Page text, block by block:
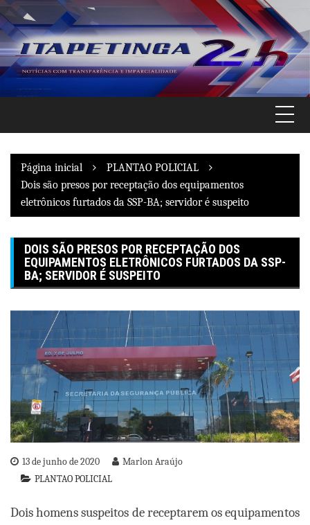
Pular
para
o
conteúdo
Página inicial
PLANTAO POLICIAL
Dois são presos por receptação dos equipamentos
eletrônicos furtados da SSP-BA; servidor é suspeito
DOIS SÃO PRESOS POR RECEPTAÇÃO DOS
EQUIPAMENTOS ELETRÔNICOS FURTADOS DA SSP-
BA; SERVIDOR É SUSPEITO
13 de junho de 2020
Marlon Araújo
PLANTAO POLICIAL
Dois homens suspeitos de receptarem os equipamentos